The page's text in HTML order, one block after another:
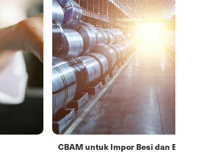
CBAM untuk Impor Besi dan Baja